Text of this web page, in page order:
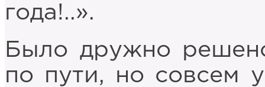
года!..».
Было дружно
по пути, но совсем